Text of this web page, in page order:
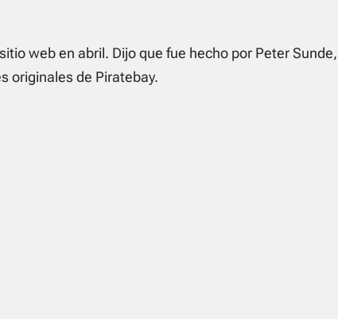
web en abril. Dijo que fue hecho por Peter Sunde,
originales de Piratebay.